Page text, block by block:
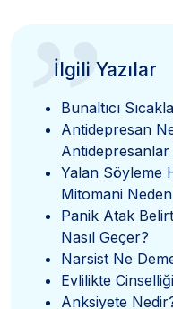
”
İlgili Yazılar
Bunaltıcı
Antidepresan
Antidepresanlar
Yalan Söyleme
Mitomani
Panik Atak
Nasıl Geçer?
Narsist Ne
Evlilikte
Anksiyete